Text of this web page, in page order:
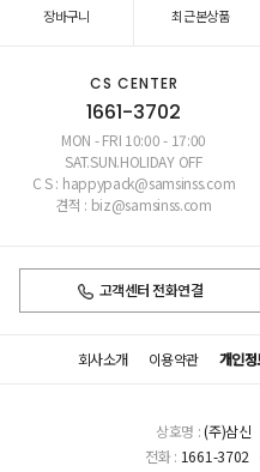
장바구니 최근본상품
CS CENTER
1661-3702
MON - FRI 10:00 - 17:00
SAT.SUN.HOLIDAY OFF
C S : happypack@samsinss.com
견적 : biz@samsinss.com
고객센터 전화연결
회사소개 이용약관 개인
상호명 :(주)삼신
전화 : 1661-3702